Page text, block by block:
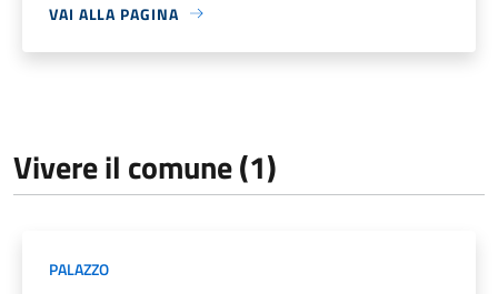
VAI ALLA PAGINA
Vivere il comune (1)
PALAZZO